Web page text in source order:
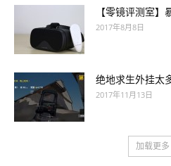
【零镜评测室】
2017年8月8日
绝地求生外挂太
2017年11月13日
加载更多